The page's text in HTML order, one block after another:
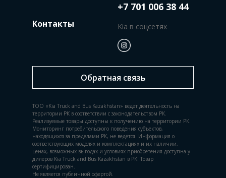
Контакты
ТОО «Kia Truck and Bus Kazakhstan» ведет деятельность на
территории РК в соответствии с законодательством РК.
Реализуемые товары доступны к получению на территории РК.
Мониторинг потребительского поведения субъектов,
находящихся за пределами РК, не ведется. Информация о
соответствующих моделях и комплектациях и их наличии,
ценах, возможных выгодах и условиях приобретения доступна у
дилеров Kia Truck and Bus Kazakhstan в РК. Товар
сертифицирован.
Не является публичной офертой.
+7 701 006 38 44
Обратная связь
Kia в соцсетях